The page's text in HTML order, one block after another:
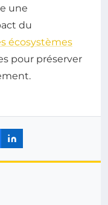
une
du
écosystèmes
pour préserver